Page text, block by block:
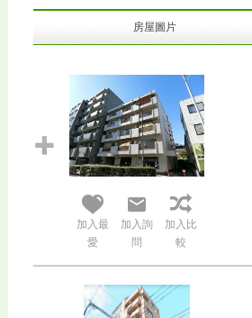
房屋圖片
加入最
愛
加入詢
問
加入比
較